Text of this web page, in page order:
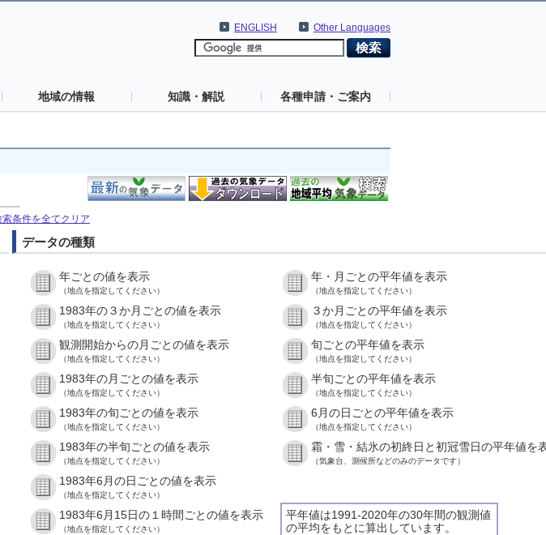
Other Languages
ENGLISH
地域の情報 知識・解説 各種申請・ご案内
索条件を全てクリア
データの種類
年ごとの値を表示
（地点を指定してください）
年・月ごとの平年値を表示
（地点を指定してください）
1983年の３か月ごとの値を表示
（地点を指定してください）
３か月ごとの平年値を表示
（地点を指定してください）
観測開始からの月ごとの値を表示
（地点を指定してください）
旬ごとの平年値を表示
（地点を指定してください）
1983年の月ごとの値を表示
（地点を指定してください）
半旬ごとの平年値を表示
（地点を指定してください）
1983年の旬ごとの値を表示
（地点を指定してください）
6月の日ごとの平年値を表示
（地点を指定してください）
1983年の半旬ごとの値を表示
（地点を指定してください）
霜・雪・結氷の初終日と初冠雪日の平年値を
（気象台、測候所などのみのデータです）
1983年6月の日ごとの値を表示
（地点を指定してください）
平年値は1991-2020年の30年間の観測値
の平均をもとに算出しています。
1983年6月15日の１時間ごとの値を表示
（地点を指定してください）